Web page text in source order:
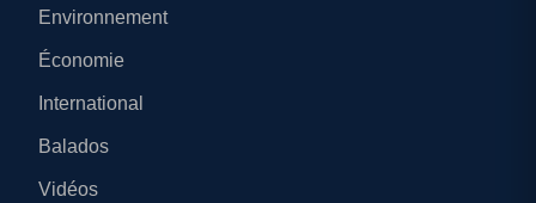
Environnement
Économie
International
Balados
Vidéos